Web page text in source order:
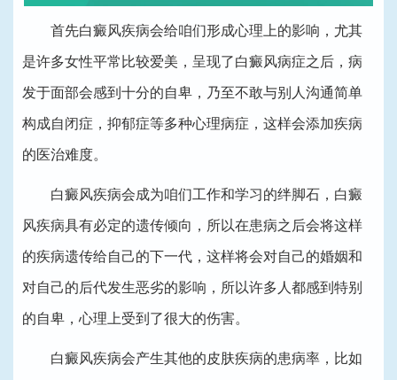
首先白癜风疾病会给咱们形成心理上的影响，尤其
是许多女性平常比较爱美，呈现了白癜风病症之后，病
发于面部会感到十分的自卑，乃至不敢与别人沟通简单
构成自闭症，抑郁症等多种心理病症，这样会添加疾病
的医治难度。
白癜风疾病会成为咱们工作和学习的绊脚石，白癜
风疾病具有必定的遗传倾向，所以在患病之后会将这样
的疾病遗传给自己的下一代，这样将会对自己的婚姻和
对自己的后代发生恶劣的影响，所以许多人都感到特别
的自卑，心理上受到了很大的伤害。
白癜风疾病会产生其他的皮肤疾病的患病率，比如